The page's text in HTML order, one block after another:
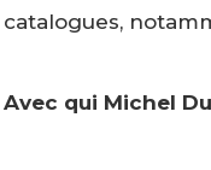
catalogues,
Avec qui Michel